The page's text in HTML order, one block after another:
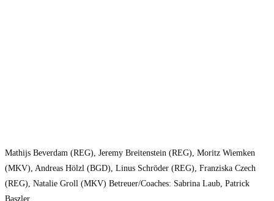
Mathijs Beverdam (REG), Jeremy Breitenstein (REG), Moritz Wiemken
(MKV), Andreas Hölzl (BGD), Linus Schröder (REG), Franziska Czech
(REG), Natalie Groll (MKV) Betreuer/Coaches: Sabrina Laub, Patrick
Baszler